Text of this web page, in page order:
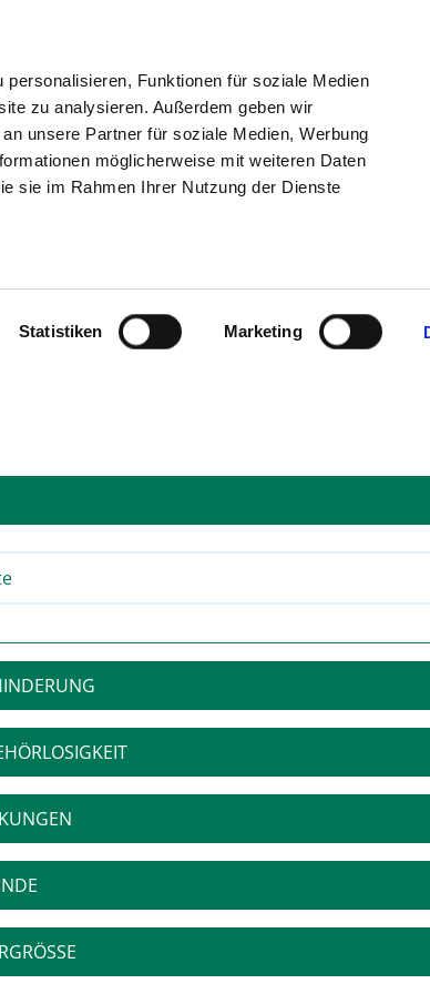
Funktionen für soziale Medien
zu analysieren. Außerdem geben wir
unsere Partner für soziale Medien, Werbung
möglicherweise mit weiteren Daten
sie im Rahmen Ihrer Nutzung der Dienste
Statistiken Marketing
SUCHEN TIPPS & HILFE DAS VERZEICHNIS
SCHWEITZER-KLINIK